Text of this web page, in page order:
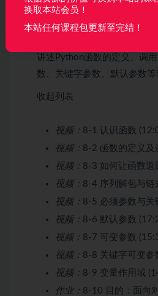
函数是所有语言中都具备的基
的重要性不言而喻。而对于
讲述Python函数的定义、调
数、关键字参数、默认参数
收起列表
视频： 8-1 认识函数
视频： 8-2 函数的定义及
视频： 8-3 如何让函数返
视频： 8-4 序列解包与链
视频： 8-5 必须参数与关
视频： 8-6 默认参数
视频： 8-7 可变参数
视频： 8-8 关键字可变参
视频： 8-9 变量作用域
作业： 8-10 目的：面向
换取本站会员！
本站任何课程包更新至完结！